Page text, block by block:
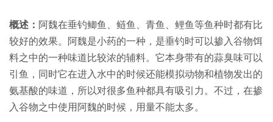
概述： 阿魏在垂钓鲫鱼、鲢鱼、青鱼、鲤鱼等鱼种时都有比
较好的效果。阿魏是小药的一种，是垂钓时可以掺入谷物饵
料之中的一种味道比较浓的辅料。它本身带有的蒜臭味可以
引鱼，同时它在进入水中的时候还能模拟动物和植物发出的
氨基酸的味道，所以对很多鱼种都具有吸引力。不过，在掺
入谷物之中使用阿魏的时候，用量不能太多。